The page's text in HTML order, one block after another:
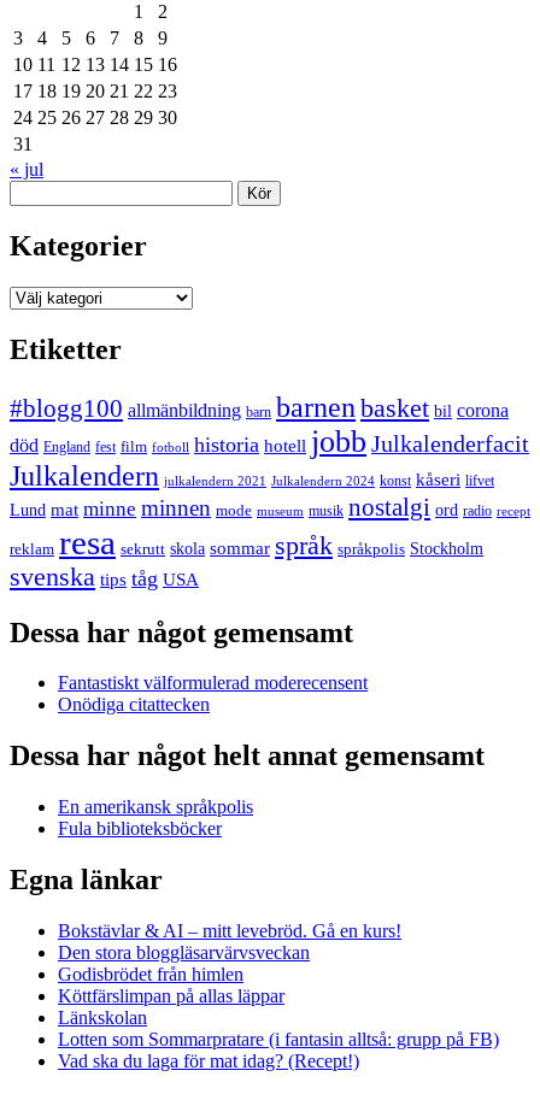
1
2
3
4 5 6 7 8
9
10 11 12 13 14 15 16
17 18 19 20 21 22 23
24 25 26 27 28 29 30
31
« jul
Kategorier
Kategorier
Etiketter
#blogg100 allmänbildning barn barnen basket bil corona
död England fest film fotboll historia hotell jobb Julkalenderfacit
Julkalendern julkalendern 2021 Julkalendern 2024 konst kåseri lifvet
Lund mat minne minnen mode museum musik nostalgi ord radio recept
reklam resa sekrutt skola sommar språk språkpolis Stockholm
svenska tips tåg USA
Dessa har något gemensamt
Fantastiskt välformulerad moderecensent
Onödiga citattecken
Dessa har något helt annat gemensamt
En amerikansk språkpolis
Fula biblioteksböcker
Egna länkar
Bokstävlar & AI – mitt levebröd. Gå en kurs!
Den stora bloggläsarvärvsveckan
Godisbrödet från himlen
Köttfärslimpan på allas läppar
Länkskolan
Lotten som Sommarpratare (i fantasin alltså: grupp på FB)
Vad ska du laga för mat idag? (Recept!)